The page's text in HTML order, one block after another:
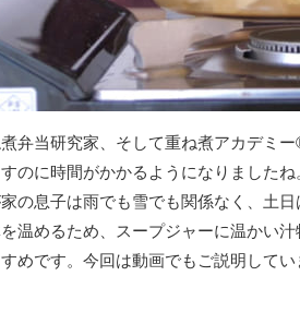
弁当研究家、そして重ね煮アカデミ
のに時間がかかるようになりましたね
の息子は雨でも雪でも関係なく、土
温めるため、スープジャーに温かい
めです。今回は動画でもご説明してい